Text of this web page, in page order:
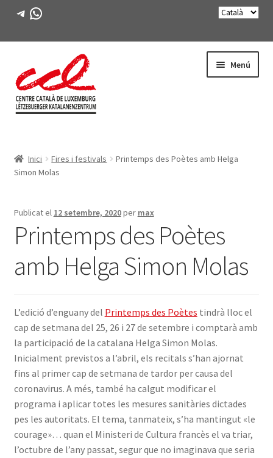
Telegram
WhatsApp
navegació
al
contingut
Menú
ACTIVITATS
FES-TE SOCI
LLIBRE
Inici Fires i festivals
Printemps des Poètes amb Helga
Simon Molas
Publicat el 12 setembre, 2020per max
Printemps des Poètes
amb Helga Simon Molas
L’edició d’enguany del Printemps des Poètes tindrà lloc el
cap de setmana del 25, 26 i 27 de setembre i comptarà amb
la participació de la catalana Helga Simon Molas.
Inicialment previstos a l’abril, els recitals s’han ajornat
fins al primer cap de setmana de tardor per causa del
coronavirus. A més, també ha calgut modificar el
programa i aplicar totes les mesures sanitàries dictades
pes les autoritats. El tema, tanmateix, s’ha mantingut «le
courage»… quan el Ministeri de Cultura francès el va triar,
l’octubre de l’any passat, segur que no imaginava que seria